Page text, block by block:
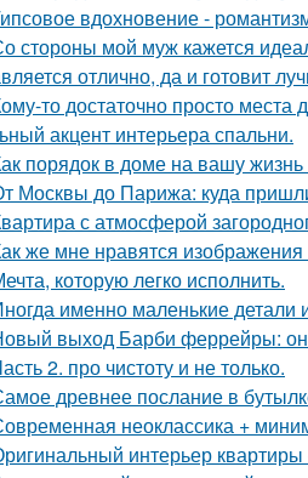
вдохновение -
стороны мой муж кажется
отлично, да и готовит
то достаточно просто
акцент интерьера спальни.
порядок в доме на вашу жизнь
Москвы до Парижа: куда
с атмосферой
же мне нравятся изображения
которую легко исполнить.
именно маленькие
выход Барби феррейры:
2. про чистоту и не только.
древнее послание в
неоклассика +
интерьер